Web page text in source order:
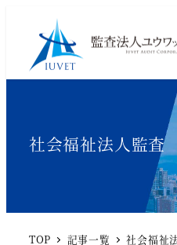
社会福祉法人監査
TOP 記事一覧 社会福祉